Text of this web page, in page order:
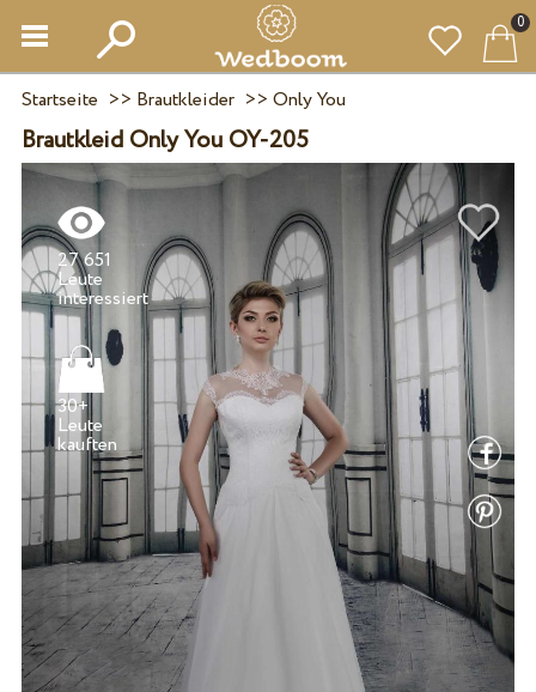
0
Startseite >> Brautkleider>> Only You
Brautkleid Only You OY-205
27 651
Leute
interessiert
30+
Leute